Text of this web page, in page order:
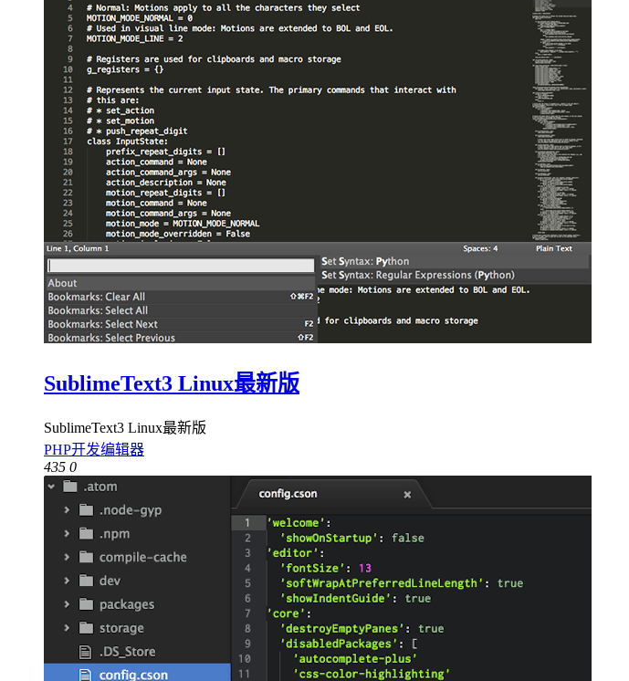
SublimeText3 Linux最新版
SublimeText3 Linux最新版
PHP开发编辑器
435 0